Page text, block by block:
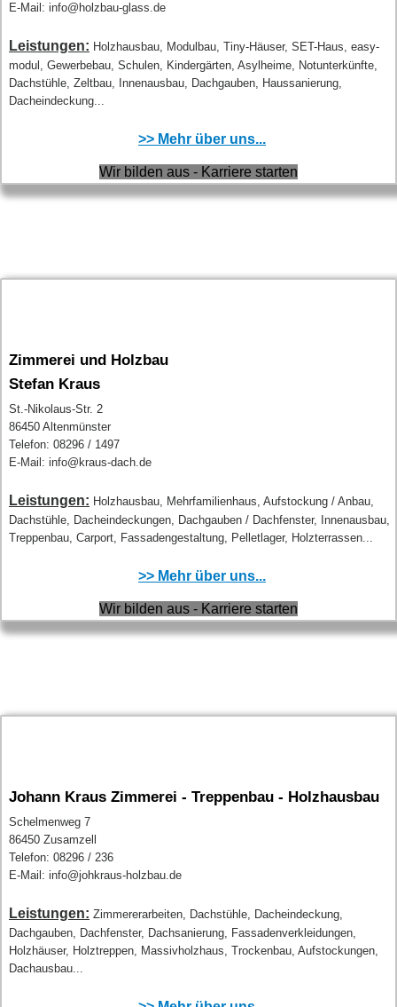
E-Mail: info@holzbau-glass.de
Leistungen: Holzhausbau, Modulbau, Tiny-Häuser, SET-Haus, easy-
modul, Gewerbebau, Schulen, Kindergärten, Asylheime, Notunterkünfte,
Dachstühle, Zeltbau, Innenausbau, Dachgauben, Haussanierung,
Dacheindeckung...
>> Mehr über uns...
Wir bilden aus - Karriere starten
Zimmerei und Holzbau
Stefan Kraus
St.-Nikolaus-Str. 2
86450 Altenmünster
Telefon: 08296 / 1497
E-Mail: info@kraus-dach.de
Leistungen: Holzhausbau, Mehrfamilienhaus, Aufstockung / Anbau,
Dachstühle, Dacheindeckungen, Dachgauben / Dachfenster, Innenausbau,
Treppenbau, Carport, Fassadengestaltung, Pelletlager, Holzterrassen...
>> Mehr über uns...
Wir bilden aus - Karriere starten
Johann Kraus Zimmerei - Treppenbau - Holzhausbau
Schelmenweg 7
86450 Zusamzell
Telefon: 08296 / 236
E-Mail: info@johkraus-holzbau.de
Leistungen: Zimmererarbeiten, Dachstühle, Dacheindeckung,
Dachgauben, Dachfenster, Dachsanierung, Fassadenverkleidungen,
Holzhäuser, Holztreppen, Massivholzhaus, Trockenbau, Aufstockungen,
Dachausbau...